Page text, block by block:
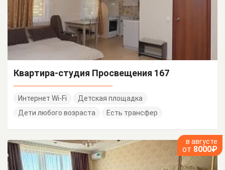
Квартира-студия Просвещения 167
Интернет Wi-Fi
Детская площадка
Дети любого возраста
Есть трансфер
в августе
от 8000₽